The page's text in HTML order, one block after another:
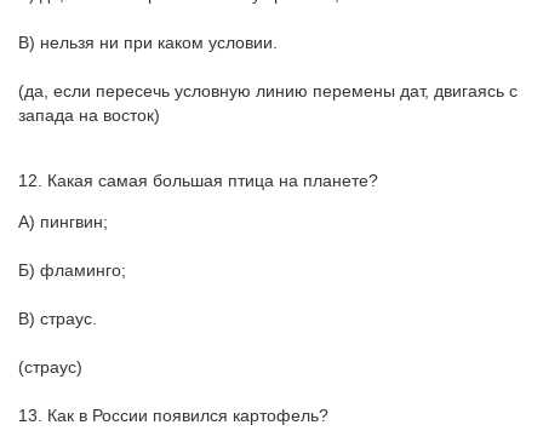
В) нельзя ни при каком условии.
(да, если пересечь условную линию перемены дат, двигаясь с
запада на восток)
12. Какая самая большая птица на планете?
А) пингвин;
Б) фламинго;
В) страус.
(страус)
13. Как в России появился картофель?